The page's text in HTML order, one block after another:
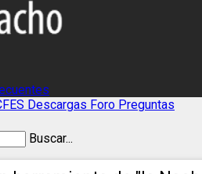
Descargas Foro Preguntas
Buscar...